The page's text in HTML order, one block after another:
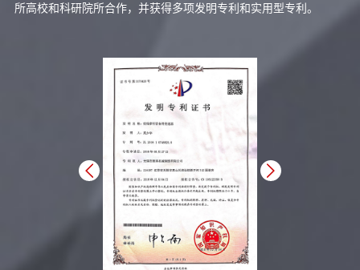
所高校和科研院所合作，并获得多项发明专利和实用型专利。